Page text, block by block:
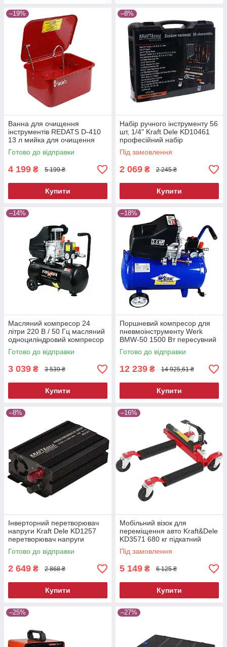
–19%
Ванна для очищення
інструментів REDATS D-410
13 л мийка для очищення
деталей мийна ванна для
майстерні
Готово до відправки
4 199 ₴ 5 199 ₴
Купити
–8%
Набір ручного інструменту 56
шт, 1/4" Kraft Dele KD10461
професійний набір
інструментів
Під замовлення
2 069 ₴ 2 245 ₴
Купити
–14%
Масляний компресор 24
літри 220 В / 50 Гц масляний
одноциліндровий компресор
Готово до відправки
3 039 ₴ 3 539 ₴
Купити
–18%
Поршневий компресор для
пневмоінструменту Werk
BMW-50 1500 Вт пересувний
електричний компресор для
фарбування
Готово до відправки
12 239 ₴ 14 925,61 ₴
Купити
–8%
Інверторний перетворювач
напруги Kraft Dele KD1257
перетворювач напруги
автомобільний
Готово до відправки
2 649 ₴ 2 868 ₴
Купити
–16%
Мобільний візок для
переміщення авто Kraft&Dele
KD3571 680 кг підкатний
ролик для автосервісу
Під замовлення
5 149 ₴ 6 125 ₴
Купити
–25% –27%